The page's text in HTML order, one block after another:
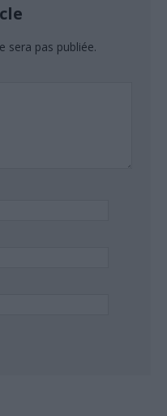
sera pas publiée.